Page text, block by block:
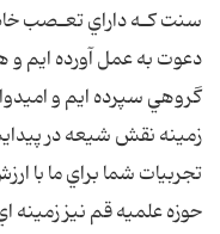
سنت كـه داراي تعـصب
دعوت به عمل آورده ايم و
گروهي سپرده ايم و
زمينه نقش شيعه در
تجربيات شما براي ما با
حوزه علميه قم نيز زمينه